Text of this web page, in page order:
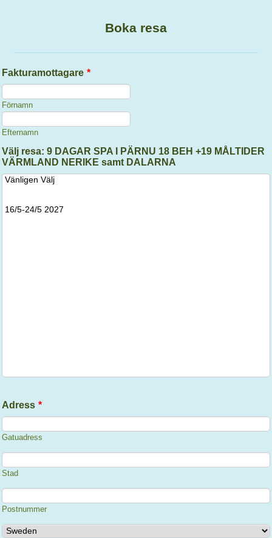
Boka resa
Fakturamottagare *
Förnamn
Efternamn
Välj resa: 9 DAGAR SPA I PÄRNU 18 BEH +19 MÅLTIDER
VÄRMLAND NERIKE samt DALARNA
Adress *
Gatuadress
Stad
Postnummer